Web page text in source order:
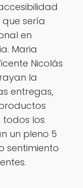
sería
en
Maria
Nicolás
la
entregas,
todos los
un pleno 5
sentimiento